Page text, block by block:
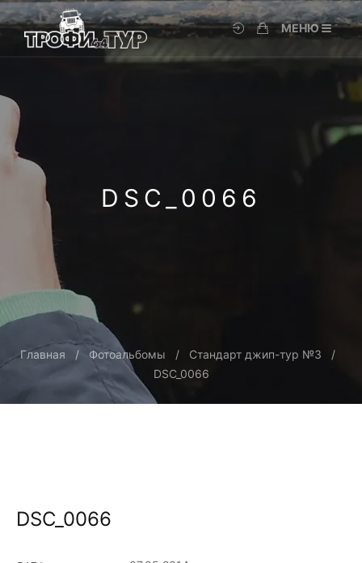
МЕНЮ
DSC_0066
Главная Фотоальбомы
Стандарт джип-тур №3
DSC_0066
DSC_0066